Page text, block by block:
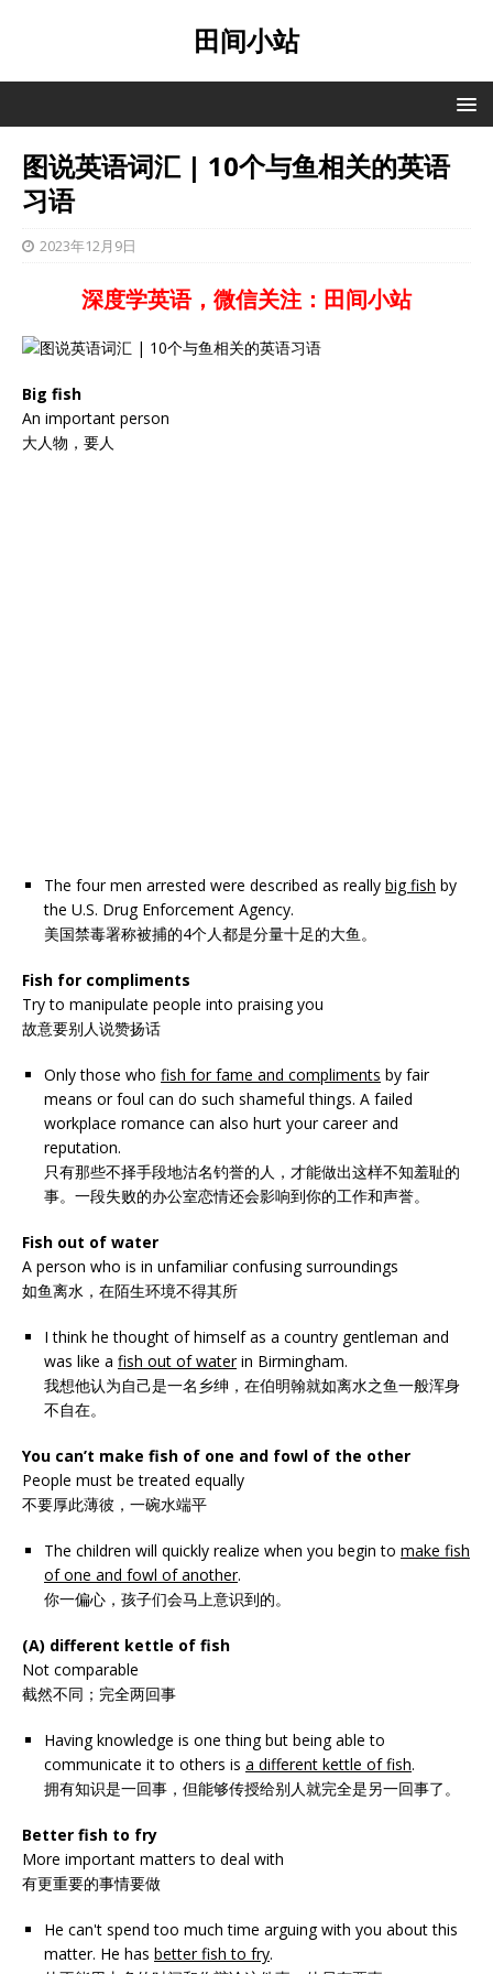
田间小站
图说英语词汇 | 10个与鱼相关的英语
习语
2023年12月9日
深度学英语，微信关注：田间小站
Big fish
An important person
大人物，要人
The four men arrested were described as really big fish by
the U.S. Drug Enforcement Agency.
美国禁毒署称被捕的4个人都是分量十足的大鱼。
Fish for compliments
Try to manipulate people into praising you
故意要别人说赞扬话
Only those who fish for fame and compliments by fair
means or foul can do such shameful things. A failed
workplace romance can also hurt your career and
reputation.
只有那些不择手段地沽名钓誉的人，才能做出这样不知羞耻的
事。一段失败的办公室恋情还会影响到你的工作和声誉。
Fish out of water
A person who is in unfamiliar confusing surroundings
如鱼离水，在陌生环境不得其所
I think he thought of himself as a country gentleman and
was like a fish out of waterin Birmingham.
我想他认为自己是一名乡绅，在伯明翰就如离水之鱼一般浑身
不自在。
You can’t make fish of one and fowl of the other
People must be treated equally
不要厚此薄彼，一碗水端平
The children will quickly realize when you begin to make fish
of one and fowl of another.
你一偏心，孩子们会马上意识到的。
(A) different kettle of fish
Not comparable
截然不同；完全两回事
Having knowledge is one thing but being able to
communicate it to others is a different kettle of fish.
拥有知识是一回事，但能够传授给别人就完全是另一回事了。
Better fish to fry
More important matters to deal with
有更重要的事情要做
He can't spend too much time arguing with you about this
matter. He has better fish to fry.